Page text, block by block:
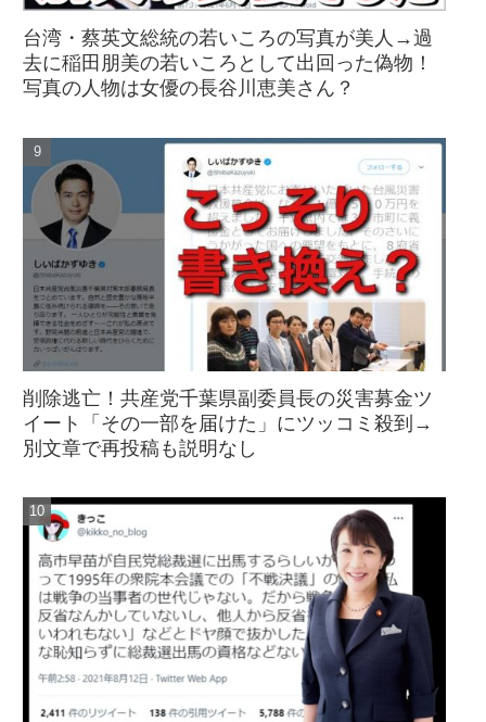
台湾・蔡英文総統の若いころの写真が美人→過
去に稲田朋美の若いころとして出回った偽物！
写真の人物は女優の長谷川恵美さん？
削除逃亡！共産党千葉県副委員長の災害募金ツ
イート「その一部を届けた」にツッコミ殺到→
別文章で再投稿も説明なし